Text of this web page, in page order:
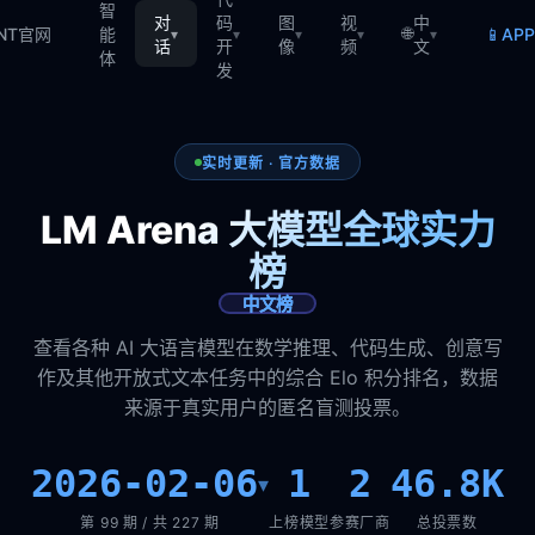
官网
智
能
体
对
话
▾
码
开
发
▾
图
像
▾
视
频
▾ 🌐
中
文
▾ 📱
实时更新 · 官方数据
LM Arena 大模型全球实力
榜
中文榜
查看各种 AI 大语言模型在数学推理、代码生成、创意写
作及其他开放式文本任务中的综合 Elo 积分排名，数据
来源于真实用户的匿名盲测投票。
2026-02-06▾
第 99 期 / 共 227 期
1
上榜模型
2
参赛厂商
46.8K
总投票数